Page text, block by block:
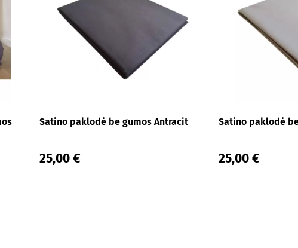
Satino paklodė be gumos Antracit
25,00 €
Satino paklodė
25,00 €